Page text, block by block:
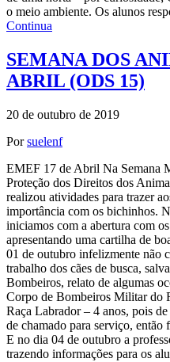
o meio ambiente. Os alunos
Continua
SEMANA DOS
ABRIL (ODS 15)
20 de outubro de 2019
Porsuelenf
EMEF 17 de Abril Na Semana
Proteção dos Direitos dos
realizou atividades para trazer
importância com os bichinhos.
iniciamos com a abertura com
apresentando uma cartilha de
01 de outubro infelizmente não
trabalho dos cães de busca,
Bombeiros, relato de algumas
Corpo de Bombeiros Militar do
Raça Labrador – 4 anos, pois
de chamado para serviço, então
E no dia 04 de outubro a
trazendo informações para os